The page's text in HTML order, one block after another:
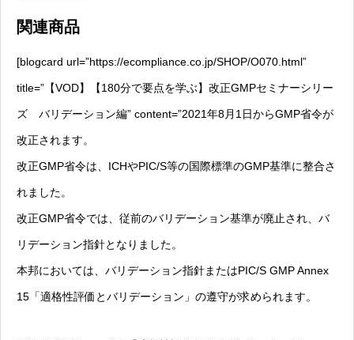
関連商品
[blogcard url=”https://ecompliance.co.jp/SHOP/O070.html”
title=”【VOD】【180分で要点を学ぶ】改正GMPセミナーシリー
ズ バリデーション編” content=”2021年8月1日からGMP省令が
改正されます。
改正GMP省令は、ICHやPIC/S等の国際標準のGMP基準に整合さ
れました。
改正GMP省令では、従前のバリデーション基準が廃止され、バ
リデーション指針となりました。
本邦においては、バリデーション指針またはPIC/S GMP Annex
15「適格性評価とバリデーション」の遵守が求められます。